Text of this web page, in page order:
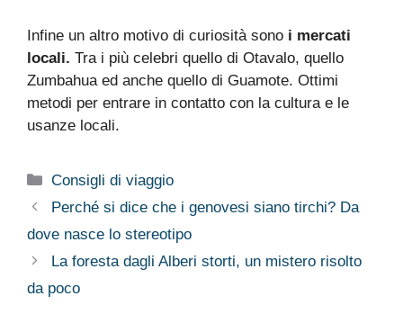
Infine un altro motivo di curiosità sono i mercati
locali. Tra i più celebri quello di Otavalo, quello
Zumbahua ed anche quello di Guamote. Ottimi
metodi per entrare in contatto con la cultura e le
usanze locali.
Categorie
Consigli di viaggio
Perché si dice che i genovesi siano tirchi? Da
dove nasce lo stereotipo
La foresta dagli Alberi storti, un mistero risolto
da poco